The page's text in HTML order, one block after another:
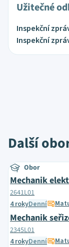
Užitečné
Inspekční
Inspekční
Další
Obor
Mechanik
2641L01
4 rokyDenní
Mechanik
2345L01
4 rokyDenní